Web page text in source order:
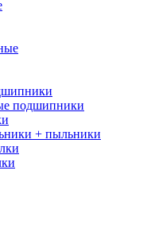
подшипники
+ пыльники